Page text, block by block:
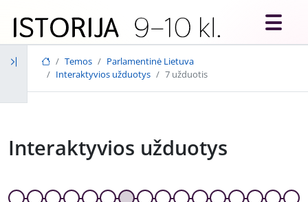
Temos
Parlamentinė Lietuva
Interaktyvios užduotys
7 užduotis
Interaktyvios užduotys